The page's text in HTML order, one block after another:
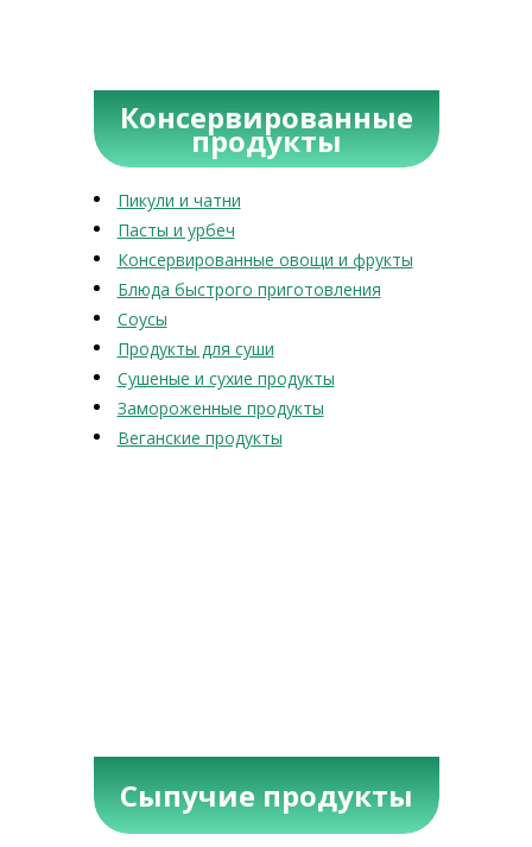
Консервированные
продукты
Пикули и чатни
Пасты и урбеч
Консервированные овощи и фрукты
Блюда быстрого приготовления
Соусы
Продукты для суши
Сушеные и сухие продукты
Замороженные продукты
Веганские продукты
Сыпучие продукты